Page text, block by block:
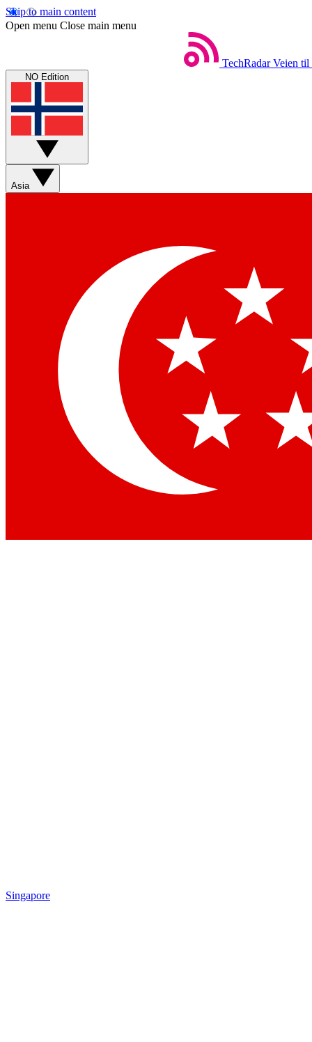
Skip to main content
Open menu Close main menu
TechRadar Veien til
NO Edition
Asia
Singapore